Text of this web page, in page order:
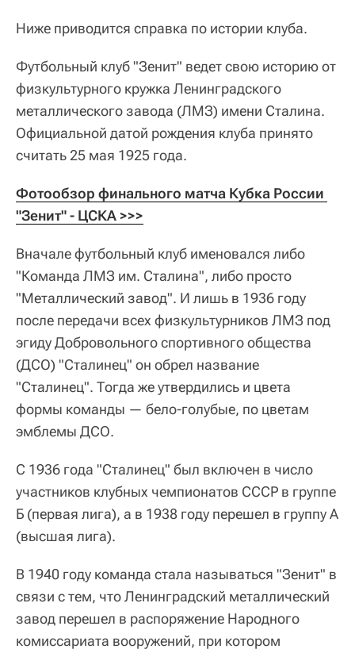
Ниже приводится справка по истории клуба.
Футбольный клуб "Зенит" ведет свою историю от
физкультурного кружка Ленинградского
металлического завода (ЛМЗ) имени Сталина.
Официальной датой рождения клуба принято
считать 25 мая 1925 года.
Фотообзор финального матча Кубка России
"Зенит" - ЦСКА >>>
Вначале футбольный клуб именовался либо
"Команда ЛМЗ им. Сталина", либо просто
"Металлический завод". И лишь в 1936 году
после передачи всех физкультурников ЛМЗ под
эгиду Добровольного спортивного общества
(ДСО) "Сталинец" он обрел название
"Сталинец". Тогда же утвердились и цвета
формы команды — бело-голубые, по цветам
эмблемы ДСО.
С 1936 года "Сталинец" был включен в число
участников клубных чемпионатов СССР в группе
Б (первая лига), а в 1938 году перешел в группу А
(высшая лига).
В 1940 году команда стала называться "Зенит" в
связи с тем, что Ленинградский металлический
завод перешел в распоряжение Народного
комиссариата вооружений, при котором